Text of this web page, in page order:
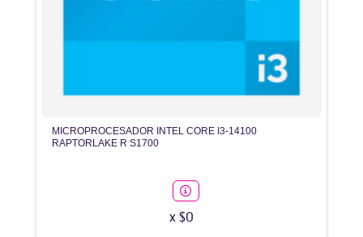
MICROPROCESADOR INTEL CORE I3-14100
RAPTORLAKE R S1700
x $0